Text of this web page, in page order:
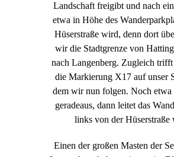
Landschaft freigibt und nach
etwa in Höhe des
Hüserstraße wird, denn dort
wir die Stadtgrenze von
nach Langenberg. Zugleich
die Markierung X17 auf unser
dem wir nun folgen. Noch etwa
geradeaus, dann leitet das
links von der Hüserstraße
Einen der großen Masten der